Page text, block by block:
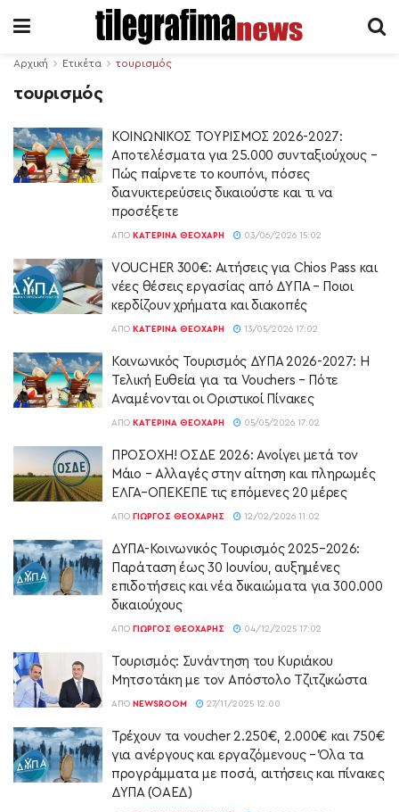
Αρχική Ετικέτα τουρισμός
τουρισμός
ΚΟΙΝΩΝΙΚΟΣ ΤΟΥΡΙΣΜΟΣ 2026-2027:
Αποτελέσματα για 25.000 συνταξιούχους –
Πώς παίρνετε το κουπόνι, πόσες
διανυκτερεύσεις δικαιούστε και τι να
προσέξετε
ΑΠΌ ΚΑΤΕΡΊΝΑ ΘΕΟΧΆΡΗ 03/06/2026 15:02
VOUCHER 300€: Αιτήσεις για Chios Pass και
νέες θέσεις εργασίας από ΔΥΠΑ – Ποιοι
κερδίζουν χρήματα και διακοπές
ΑΠΌ ΚΑΤΕΡΊΝΑ ΘΕΟΧΆΡΗ 13/05/2026 17:02
Κοινωνικός Τουρισμός ΔΥΠΑ 2026-2027: Η
Τελική Ευθεία για τα Vouchers – Πότε
Αναμένονται οι Οριστικοί Πίνακες
ΑΠΌ ΚΑΤΕΡΊΝΑ ΘΕΟΧΆΡΗ 05/05/2026 17:02
ΠΡΟΣΟΧΗ! ΟΣΔΕ 2026: Ανοίγει μετά τον
Μάιο – Αλλαγές στην αίτηση και πληρωμές
ΕΛΓΑ–ΟΠΕΚΕΠΕ τις επόμενες 20 μέρες
ΑΠΌ ΓΙΏΡΓΟΣ ΘΕΟΧΆΡΗΣ 12/02/2026 11:02
ΔΥΠΑ-Κοινωνικός Τουρισμός 2025–2026:
Παράταση έως 30 Ιουνίου, αυξημένες
επιδοτήσεις και νέα δικαιώματα για 300.000
δικαιούχους
ΑΠΌ ΓΙΏΡΓΟΣ ΘΕΟΧΆΡΗΣ 04/12/2025 17:02
Τουρισμός: Συνάντηση του Κυριάκου
Μητσοτάκη με τον Απόστολο Τζιτζικώστα
ΑΠΌ NEWSROOM 27/11/2025 12:00
Τρέχουν τα voucher 2.250€, 2.000€ και 750€
για ανέργους και εργαζόμενους – Όλα τα
προγράμματα με ποσά, αιτήσεις και πίνακες
ΔΥΠΑ (ΟΑΕΔ)